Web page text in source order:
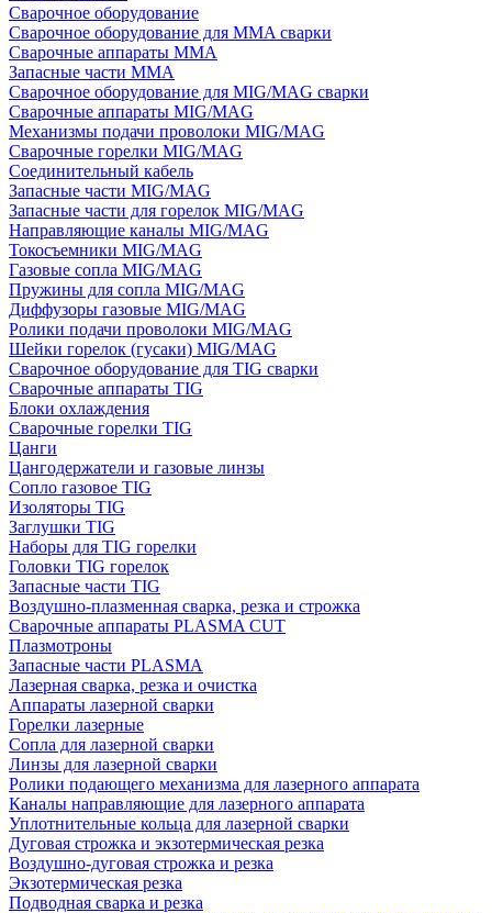
Сварочное оборудование
Сварочное оборудование для MMA сварки
Сварочные аппараты MMA
Запасные части MMA
Сварочное оборудование для MIG/MAG сварки
Сварочные аппараты MIG/MAG
Механизмы подачи проволоки MIG/MAG
Сварочные горелки MIG/MAG
Соединительный кабель
Запасные части MIG/MAG
Запасные части для горелок MIG/MAG
Направляющие каналы MIG/MAG
Токосъемники MIG/MAG
Газовые сопла MIG/MAG
Пружины для сопла MIG/MAG
Диффузоры газовые MIG/MAG
Ролики подачи проволоки MIG/MAG
Шейки горелок (гусаки) MIG/MAG
Сварочное оборудование для TIG сварки
Сварочные аппараты TIG
Блоки охлаждения
Сварочные горелки TIG
Цанги
Цангодержатели и газовые линзы
Сопло газовое TIG
Изоляторы TIG
Заглушки TIG
Наборы для TIG горелки
Головки TIG горелок
Запасные части TIG
Воздушно-плазменная сварка, резка и строжка
Сварочные аппараты PLASMA CUT
Плазмотроны
Запасные части PLASMA
Лазерная сварка, резка и очистка
Аппараты лазерной сварки
Горелки лазерные
Сопла для лазерной сварки
Линзы для лазерной сварки
Ролики подающего механизма для лазерного аппарата
Каналы направляющие для лазерного аппарата
Уплотнительные кольца для лазерной сварки
Дуговая строжка и экзотермическая резка
Воздушно-дуговая строжка и резка
Экзотермическая резка
Подводная сварка и резка